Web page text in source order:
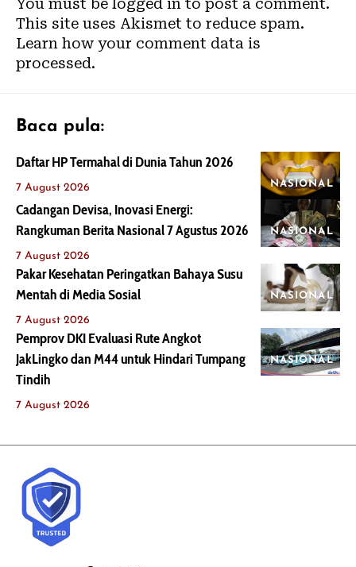
This site uses Akismet to reduce spam.
Learn how your comment data is
processed.
Baca pula:
NASIONAL
Daftar HP Termahal di Dunia Tahun 2026
7 August 2026
NASIONAL
Cadangan Devisa, Inovasi Energi:
Rangkuman Berita Nasional 7 Agustus 2026
7 August 2026
NASIONAL
Pakar Kesehatan Peringatkan Bahaya Susu
Mentah di Media Sosial
7 August 2026
NASIONAL
Pemprov DKI Evaluasi Rute Angkot
JakLingko dan M44 untuk Hindari Tumpang
Tindih
7 August 2026